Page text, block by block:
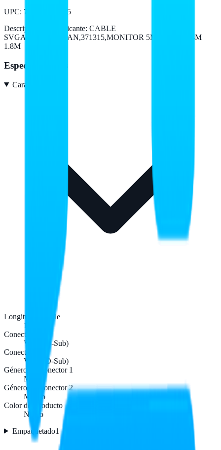
UPC: 766623371315
Descripción del fabricante: CABLE
SVGA,MANHATTAN,371315,MONITOR 5MM HD15M-M
1.8M
Especificaciones
Características
Longitud de cable
1,8 m
Conector 1
VGA (D-Sub)
Conector 2
VGA (D-Sub)
Género del conector 1
Macho
Género del conector 2
Macho
Color del producto
Negro
Empaquetado1